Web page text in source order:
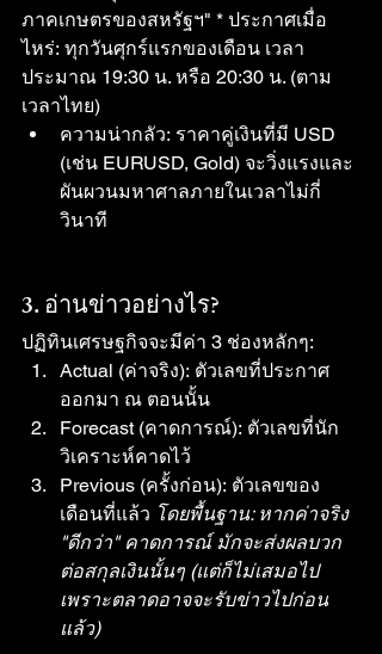
ภาคเกษตรของสหรัฐฯ" * ประกาศเมื่อ
ไหร่: ทุกวันศุกร์แรกของเดือน เวลา
ประมาณ 19:30 น. หรือ 20:30 น. (ตาม
เวลาไทย)
ความน่ากลัว: ราคาคู่เงินที่มี USD
(เช่น EURUSD, Gold) จะวิ่งแรงและ
ผันผวนมหาศาลภายในเวลาไม่กี่
วินาที
3. อ่านข่าวอย่างไร?
ปฏิทินเศรษฐกิจจะมีค่า 3 ช่องหลักๆ:
Actual (ค่าจริง): ตัวเลขที่ประกาศ
ออกมา ณ ตอนนั้น
Forecast (คาดการณ์): ตัวเลขที่นัก
วิเคราะห์คาดไว้
Previous (ครั้งก่อน): ตัวเลขของ
เดือนที่แล้ว โดยพื้นฐาน: หากค่าจริง
"ดีกว่า" คาดการณ์ มักจะส่งผลบวก
ต่อสกุลเงินนั้นๆ (แต่ก็ไม่เสมอไป
เพราะตลาดอาจจะรับข่าวไปก่อน
แล้ว)